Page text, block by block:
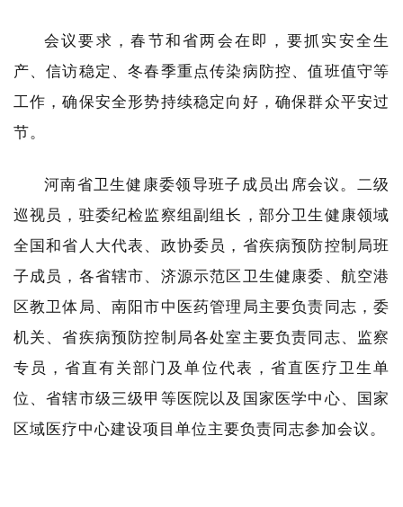
会议要求，春节和省两会在即，要抓实安全生
产、信访稳定、冬春季重点传染病防控、值班值守等
工作，确保安全形势持续稳定向好，确保群众平安过
节。
河南省卫生健康委领导班子成员出席会议。二级
巡视员，驻委纪检监察组副组长，部分卫生健康领域
全国和省人大代表、政协委员，省疾病预防控制局班
子成员，各省辖市、济源示范区卫生健康委、航空港
区教卫体局、南阳市中医药管理局主要负责同志，委
机关、省疾病预防控制局各处室主要负责同志、监察
专员，省直有关部门及单位代表，省直医疗卫生单
位、省辖市级三级甲等医院以及国家医学中心、国家
区域医疗中心建设项目单位主要负责同志参加会议。